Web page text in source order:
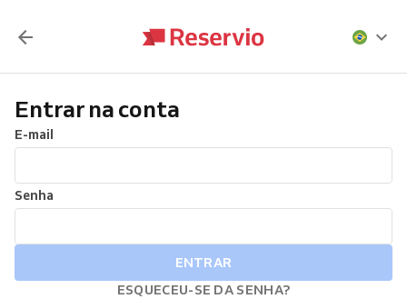
Entrar na conta
E-mail
Senha
ENTRAR
ESQUECEU-SE DA SENHA?